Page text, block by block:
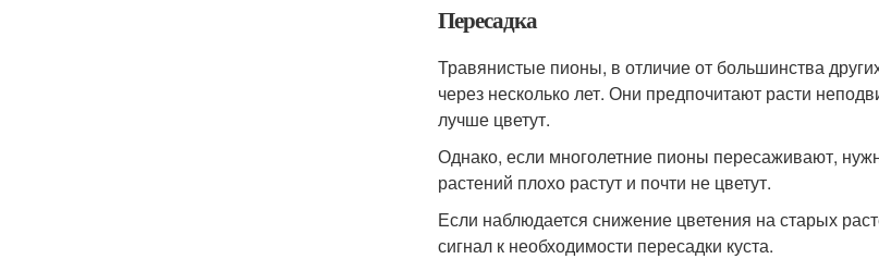
Пересадка
Травянистые пионы, в отличие от большинства
через несколько лет. Они предпочитают расти
лучше цветут.
Однако, если многолетние пионы пересаживают,
растений плохо растут и почти не цветут.
Если наблюдается снижение цветения на старых
сигнал к ​​необходимости пересадки куста.